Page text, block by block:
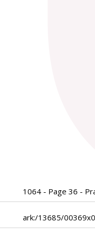
1064 - Page 36 -
ark:/13685/